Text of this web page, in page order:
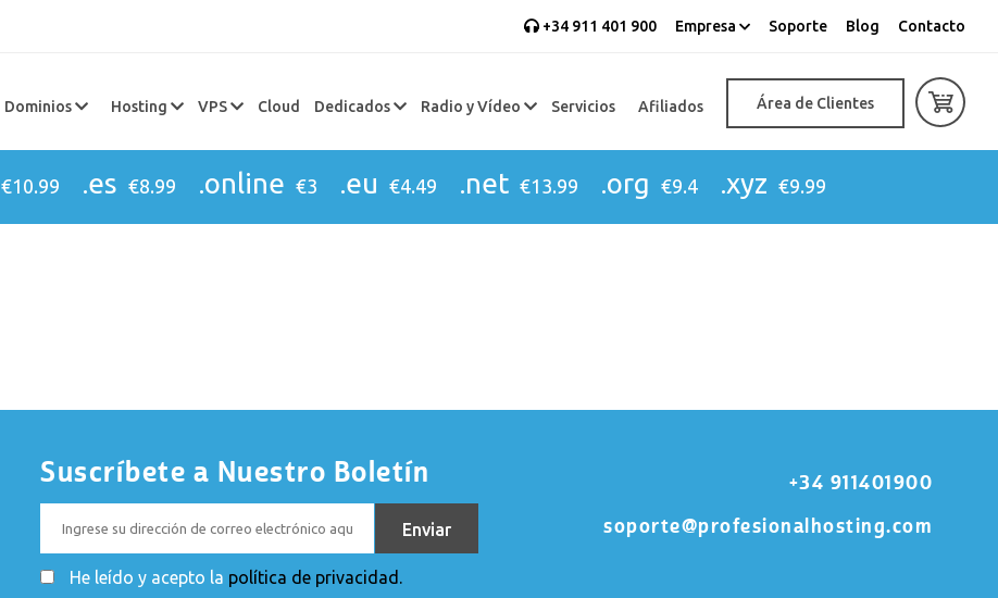
+34 911 401 900 Empresa Soporte Blog Contacto
Dominios Hosting VPS Cloud Dedicados Radio y Vídeo Servicios Afiliados Área de Clientes
€10.99 .es €8.99 .online €3 .eu €4.49 .net €13.99 .org €9.4 .xyz €9.99
Suscríbete a Nuestro Boletín
He leído y acepto la política de privacidad.
+34 911401900
soporte@profesionalhosting.com